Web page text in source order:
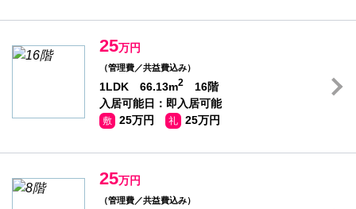
25万円
（管理費／共益費込み）
1LDK 66.13m2
16階
入居可能日：即入居可能
敷 25万円 礼 25万円
25万円
（管理費／共益費込み）